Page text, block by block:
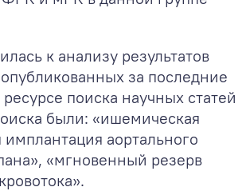
к анализу результатов
за последние
поиска научных статей
были: «ишемическая
имплантация аортального
«мгновенный резерв